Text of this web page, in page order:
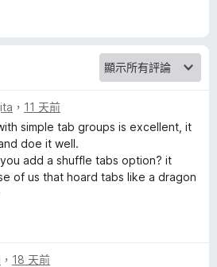
， 11 天前
simple tab groups is excellent, it
doe it well.
add a shuffle tabs option? it
of us that hoard tabs like a dragon
， 18 天前